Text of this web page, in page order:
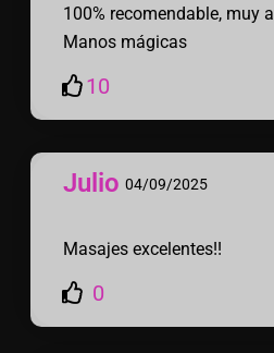
Julio 04/09/2025
Masajes excelentes!!
0
100% recomendable, muy
Manos mágicas
10